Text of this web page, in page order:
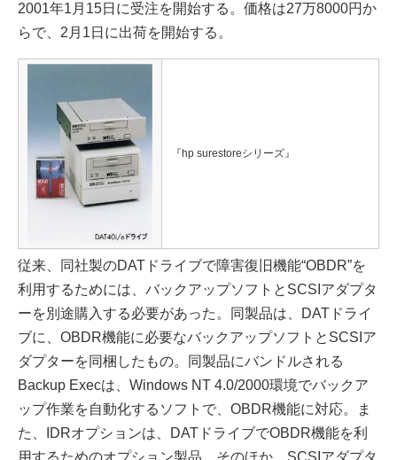
2001年1月15日に受注を開始する。価格は27万8000円か
らで、2月1日に出荷を開始する。
『hp surestoreシリーズ』
従来、同社製のDATドライブで障害復旧機能“OBDR”を
利用するためには、バックアップソフトとSCSIアダプタ
ーを別途購入する必要があった。同製品は、DATドライ
ブに、OBDR機能に必要なバックアップソフトとSCSIア
ダプターを同梱したもの。同製品にバンドルされる
Backup Execは、Windows NT 4.0/2000環境でバックア
ップ作業を自動化するソフトで、OBDR機能に対応。ま
た、IDRオプションは、DATドライブでOBDR機能を利
用するためのオプション製品。そのほか、SCSIアダプタ